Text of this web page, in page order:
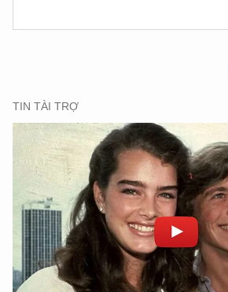
Hãy hỏi tôi bất kỳ điều gì bạn